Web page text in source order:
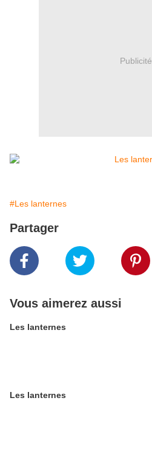
Publicité
#Les lanternes
Partager
Vous aimerez aussi
Les lanternes
Les lanternes